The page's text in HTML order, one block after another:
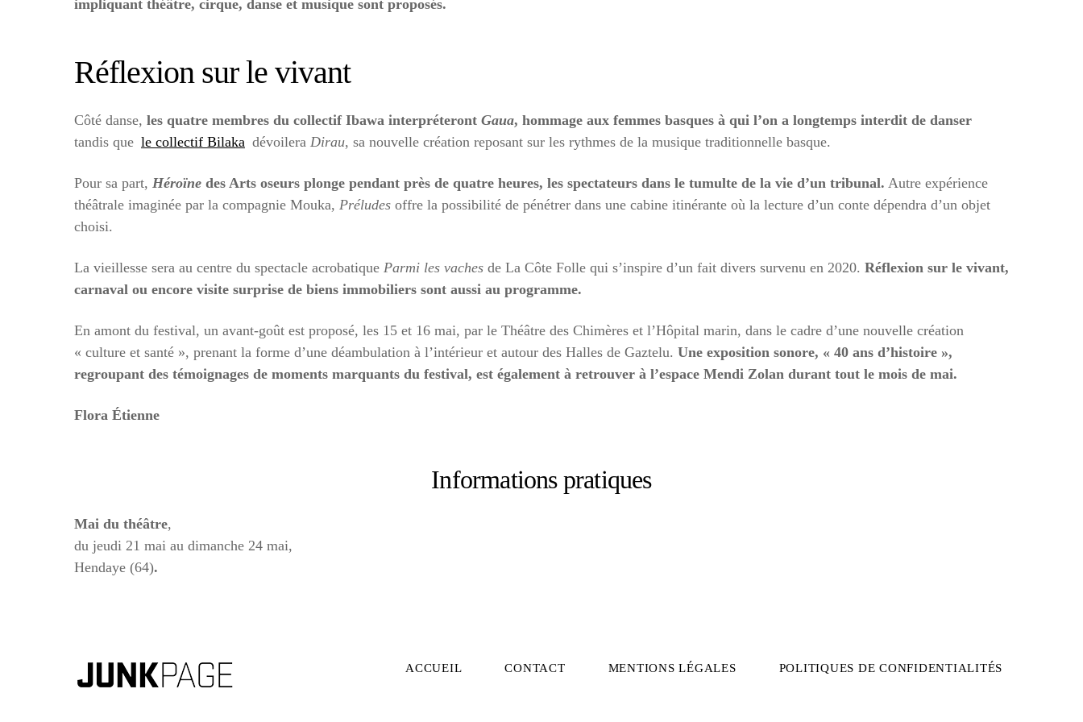
impliquant théâtre, cirque, danse et musique sont proposés.
Réflexion sur le vivant
Côté danse, les quatre membres du collectif Ibawa interpréteront Gaua, hommage aux femmes basques à qui l’on a longtemps interdit de danser
tandis que le collectif Bilaka dévoilera Dirau, sa nouvelle création reposant sur les rythmes de la musique traditionnelle basque.
Pour sa part, Héroïne des Arts oseurs plonge pendant près de quatre heures, les spectateurs dans le tumulte de la vie d’un tribunal. Autre expérience
théâtrale imaginée par la compagnie Mouka, Préludes offre la possibilité de pénétrer dans une cabine itinérante où la lecture d’un conte dépendra d’un objet
choisi.
La vieillesse sera au centre du spectacle acrobatique Parmi les vaches de La Côte Folle qui s’inspire d’un fait divers survenu en 2020. Réflexion sur le vivant,
carnaval ou encore visite surprise de biens immobiliers sont aussi au programme.
En amont du festival, un avant-goût est proposé, les 15 et 16 mai, par le Théâtre des Chimères et l’Hôpital marin, dans le cadre d’une nouvelle création
« culture et santé », prenant la forme d’une déambulation à l’intérieur et autour des Halles de Gaztelu. Une exposition sonore, « 40 ans d’histoire »,
regroupant des témoignages de moments marquants du festival, est également à retrouver à l’espace Mendi Zolan durant tout le mois de mai.
Flora Étienne
Informations pratiques
Mai du théâtre,
du jeudi 21 mai au dimanche 24 mai,
Hendaye (64).
ACCUEIL CONTACT MENTIONS LÉGALES POLITIQUES DE CONFIDENTIALITÉS